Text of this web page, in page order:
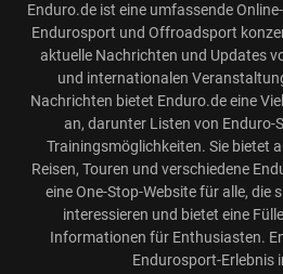
Enduro.de ist eine umfassende
Endurosport und Offroadsport
aktuelle Nachrichten und Updates
und internationalen
Nachrichten bietet Enduro.de eine
an, darunter Listen von Enduro-
Trainingsmöglichkeiten. Sie bietet
Reisen, Touren und verschiedene
eine One-Stop-Website für alle, die
interessieren und bietet eine
Informationen für Enthusiasten.
Endurosport-Erlebnis